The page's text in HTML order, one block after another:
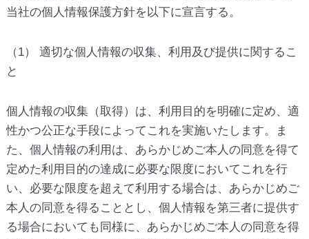
当社の個人情報保護方針を以下に宣言する。
（1） 適切な個人情報の収集、利用及び提供に関するこ
と
個人情報の収集（取得）は、利用目的を明確に定め、適
性かつ公正な手段によってこれを実施いたします。ま
た、個人情報の利用は、あらかじめご本人の同意を得て
定めた利用目的の達成に必要な限度においてこれを行
い、必要な限度を超えて利用する場合は、あらかじめご
本人の同意を得ることとし、個人情報を第三者に提供す
る場合においても同様に、あらかじめご本人の同意を得